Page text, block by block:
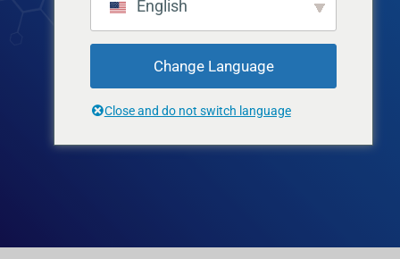
STAGNI
English
Change Language
Close and do not switch language